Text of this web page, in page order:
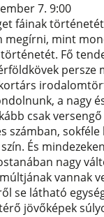
7. 9:00
fáinak
megírni, mint
Fő
persze
a nagy
csak
számban,
És
nagy
vannak
se látható
jövőképek